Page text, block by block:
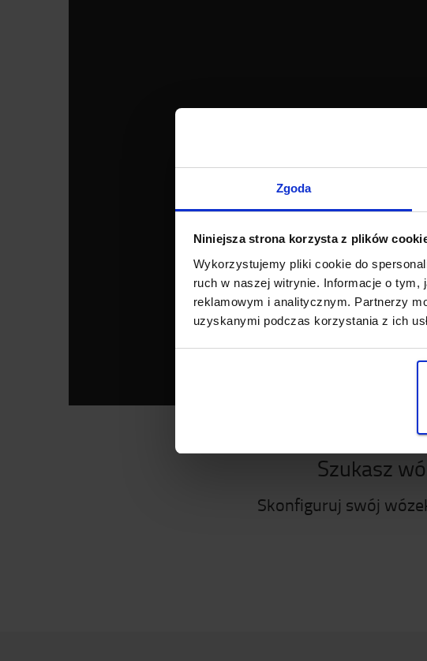
Zgoda
Niniejsza strona korzysta z plików
Wykorzystujemy pliki cookie do
ruch w naszej witrynie. Informacje o tym,
reklamowym i analitycznym. Partnerzy
uzyskanymi podczas korzystania z ich
Szukasz
Skonfiguruj swój